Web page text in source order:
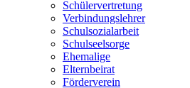
Schülervertretung
Verbindungslehrer
Schulsozialarbeit
Schulseelsorge
Ehemalige
Elternbeirat
Förderverein